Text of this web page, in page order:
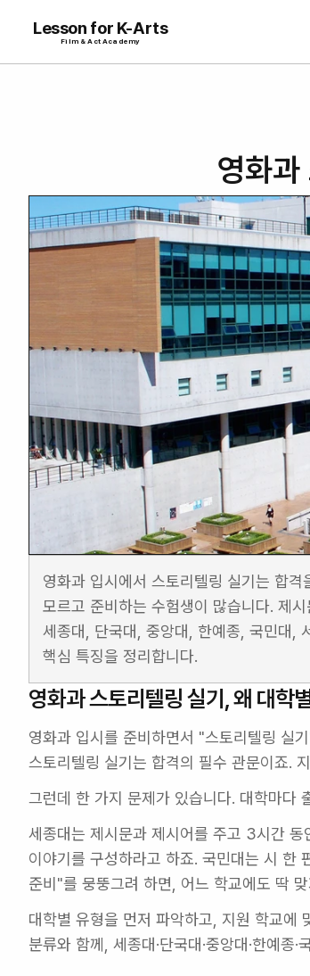
Lesson for K-Arts
Film & Act Academy
영화
영화과 입시에서 스토리텔링 실기는 합
모르고 준비하는 수험생이 많습니다. 제
세종대, 단국대, 중앙대, 한예종, 국민대,
핵심 특징을 정리합니다.
영화과 스토리텔링 실기, 왜 대학
영화과 입시를 준비하면서 "스토리텔링 실
스토리텔링 실기는 합격의 필수 관문이죠.
그런데 한 가지 문제가 있습니다. 대학마다
세종대는 제시문과 제시어를 주고 3시간
이야기를 구성하라고 하죠. 국민대는 시 한
준비"를 뭉뚱그려 하면, 어느 학교에도 딱
대학별 유형을 먼저 파악하고, 지원 학교에
분류와 함께, 세종대·단국대·중앙대·한예종